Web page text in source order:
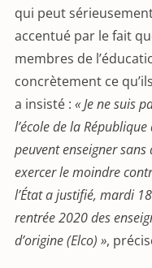
qui peut
accentué par le fait
membres de
concrètement ce
a insisté : « Je ne suis
l’école de la
peuvent enseigner
exercer le moindre
l’État a justifié, mardi
rentrée 2020 des
d’origine (Elco) »,